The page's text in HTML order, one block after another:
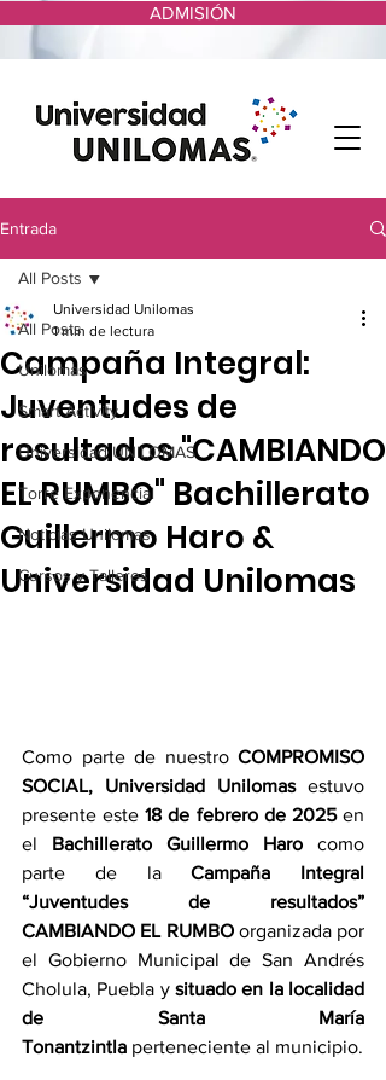
ADMISIÓN
Entrada
All Posts
Unilomas
Smart Activity
Universidad UNILOMAS
Torre Exponencial
Noticias Unilomas
Cursos y Talleres
All Posts
Campaña Integral:
Juventudes de
resultados "CAMBIANDO
EL RUMBO" Bachillerato
Guillermo Haro &
Universidad Unilomas
Universidad Unilomas
1 min de lectura
Como parte de nuestro COMPROMISO
SOCIAL, Universidad Unilomas estuvo
presente este 18 de febrero de 2025 en
el Bachillerato Guillermo Haro como
parte de la Campaña Integral
“Juventudes de resultados”
CAMBIANDO EL RUMBO organizada por
el Gobierno Municipal de San Andrés
Cholula, Puebla y situado en la localidad
de Santa María
Tonantzintla perteneciente al municipio.